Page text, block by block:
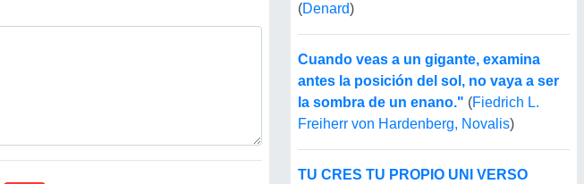
(Denard)
Cuando veas a un gigante, examina
antes la posición del sol, no vaya a ser
la sombra de un enano." (Fiedrich L.
Freiherr von Hardenberg, Novalis)
TU CRES TU PROPIO UNI VERSO